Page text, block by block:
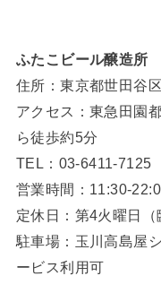
ふたこビール醸造所
住所：東京都世田谷
アクセス：東急田園
ら徒歩約5分
TEL：03-6411-7125
営業時間：11:30-
定休日：第4火曜日（
駐車場：玉川高島屋
ービス利用可